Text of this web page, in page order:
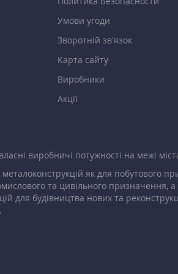
Умови угоди
Зворотній зв’язок
Карта сайту
Виробники
Акції
виробничі потужності на межі
як для побутового
та цивільного призначення, а
для будівництва нових та